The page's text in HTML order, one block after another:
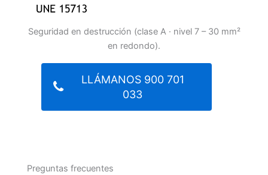
Seguridad en destrucción (clase A · nivel 7 – 30 mm²
en redondo).
LLÁMANOS 900 701
033
Preguntas frecuentes